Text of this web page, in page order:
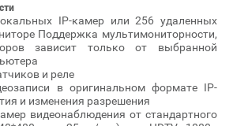
IP-камер или 256 удаленных
Поддержка мультимониторности,
зависит только от выбранной
и реле
в оригинальном формате IP-
и изменения разрешения
видеонаблюдения от стандартного